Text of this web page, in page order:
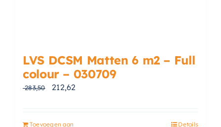
LVS DCSM Matten 6 m2 – Full
colour – 030709
283,50 Oorspronkelijke prijs was: € 283,50.
212,62
Toevoegen aan
Details